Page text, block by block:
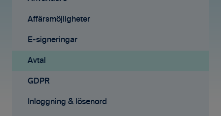
Avtal
Affärsmöjligheter
Rapporter
Samarbete
Mobilappen
Fakturering
Fakturering (ny)
Mobilappen
Affärsmöjligheter
E-signeringar
Affärsmöjligheter
E-signeringar
Avtal
GDPR
Inloggning & lösenord